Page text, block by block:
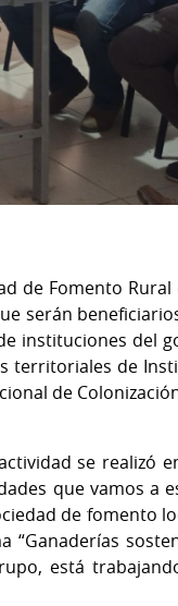
de Fomento
serán
instituciones del
territoriales de
de
se realizó
que vamos a
de fomento
está